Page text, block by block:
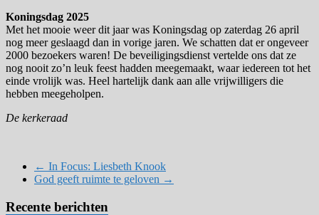
Koningsdag 2025
Met het mooie weer dit jaar was Koningsdag op zaterdag 26 april
nog meer geslaagd dan in vorige jaren. We schatten dat er ongeveer
2000 bezoekers waren! De beveiligingsdienst vertelde ons dat ze
nog nooit zo’n leuk feest hadden meegemaakt, waar iedereen tot het
einde vrolijk was. Heel hartelijk dank aan alle vrijwilligers die
hebben meegeholpen.
De kerkeraad
← In Focus: Liesbeth Knook
God geeft ruimte te geloven →
Recente berichten